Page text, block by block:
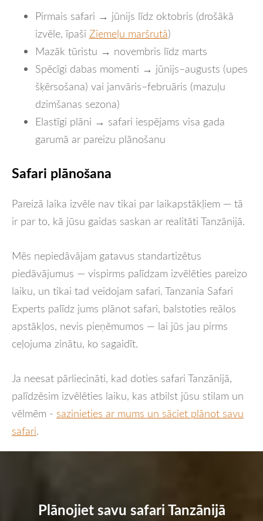
Pirmais safari → jūnijs līdz oktobris (drošākā
izvēle, īpaši Ziemeļu maršrutā)
Mazāk tūristu → novembris līdz marts
Spēcīgi dabas momenti → jūnijs–augusts (upes
šķērsošana) vai janvāris–februāris (mazuļu
dzimšanas sezona)
Elastīgi plāni → safari iespējams visa gada
garumā ar pareizu plānošanu
Safari plānošana
Pareizā laika izvēle nav tikai par laikapstākļiem — tā
ir par to, kā jūsu gaidas saskan ar realitāti Tanzānijā.
Mēs nepiedāvājam gatavus standartizētus
piedāvājumus — vispirms palīdzam izvēlēties pareizo
laiku, un tikai tad veidojam safari. Tanzania Safari
Experts palīdz jums plānot safari, balstoties reālos
apstākļos, nevis pieņēmumos — lai jūs jau pirms
ceļojuma zinātu, ko sagaidīt.
Ja neesat pārliecināti, kad doties safari Tanzānijā,
palīdzēsim izvēlēties laiku, kas atbilst jūsu stilam un
vēlmēm - sazinieties ar mums un sāciet plānot savu
safari.
Plānojiet savu safari Tanzānijā